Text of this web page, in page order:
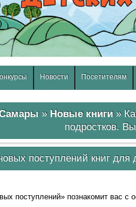
Новости Посетителям
Самары» Новые книги»
подростков.
поступлений книг
поступлений» познакомит вас